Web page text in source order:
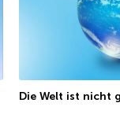
Die Welt ist nicht